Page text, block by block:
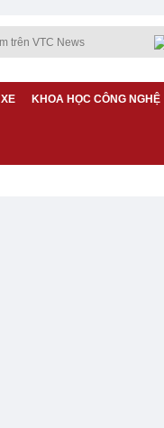
XE KHOA HỌC CÔNG NGHỆ